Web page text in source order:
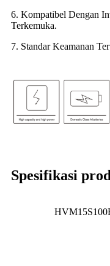
6. Kompatibel Dengan
Terkemuka.
7. Standar Keamanan
Spesifikasi